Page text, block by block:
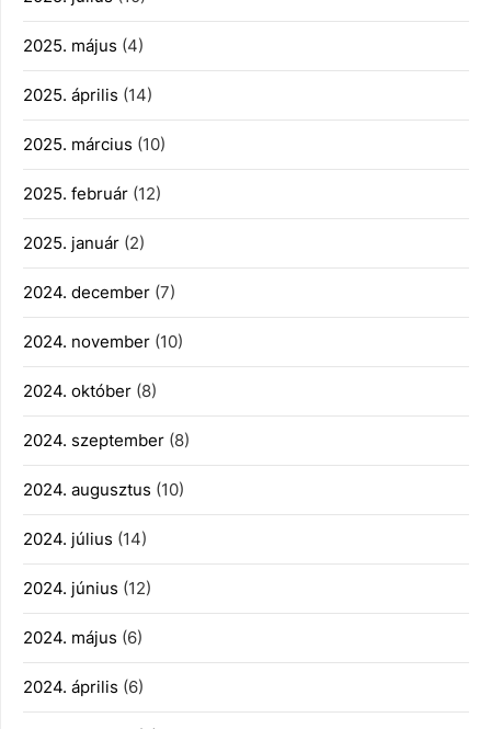
2025. május (4)
2025. április (14)
2025. március (10)
2025. február (12)
2025. január (2)
2024. december (7)
2024. november (10)
2024. október (8)
2024. szeptember (8)
2024. augusztus (10)
2024. július (14)
2024. június (12)
2024. május (6)
2024. április (6)